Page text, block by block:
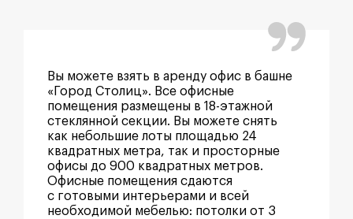
Вы можете взять в аренду офис в башне
«Город Столиц». Все офисные
помещения размещены в 18-этажной
стеклянной секции. Вы можете снять
как небольшие лоты площадью 24
квадратных метра, так и просторные
офисы до 900 квадратных метров.
Офисные помещения сдаются
с готовыми интерьерами и всей
необходимой мебелью: потолки от 3